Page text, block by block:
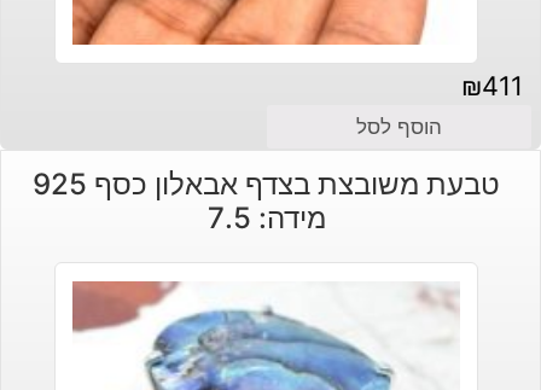
₪411
הוסף לסל
טבעת משובצת בצדף אבאלון כסף 925
מידה: 7.5